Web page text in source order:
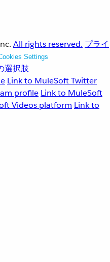
All rights reserved. プライ
Settings
選択肢
Link to MuleSoft Twitter
profile Link to MuleSoft
Videos platform Link to